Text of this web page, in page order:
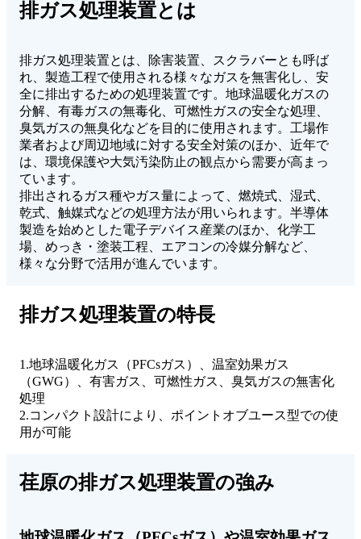
排ガス処理装置とは
排ガス処理装置とは、除害装置、スクラバーとも呼ば
れ、製造工程で使用される様々なガスを無害化し、安
全に排出するための処理装置です。地球温暖化ガスの
分解、有毒ガスの無毒化、可燃性ガスの安全な処理、
臭気ガスの無臭化などを目的に使用されます。工場作
業者および周辺地域に対する安全対策のほか、近年で
は、環境保護や大気汚染防止の観点から需要が高まっ
ています。
排出されるガス種やガス量によって、燃焼式、湿式、
乾式、触媒式などの処理方法が用いられます。半導体
製造を始めとした電子デバイス産業のほか、化学工
場、めっき・塗装工程、エアコンの冷媒分解など、
様々な分野で活用が進んでいます。
排ガス処理装置の特長
1.地球温暖化ガス（PFCsガス）、温室効果ガス
（GWG）、有害ガス、可燃性ガス、臭気ガスの無害化
処理
2.コンパクト設計により、ポイントオブユース型での使
用が可能
荏原の排ガス処理装置の強み